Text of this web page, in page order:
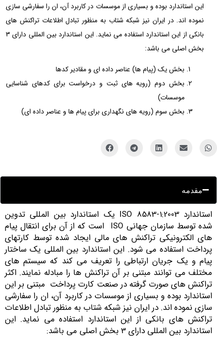
این استاندارد بوده و بسیاری از موسسات در کاربرد آن، ان را سفارشی سازی
نموده اند. در ایران نیز شبکه شتاب به منظور تبادل اطلاعات تراکنش های
بانکی از این استاندارد استفاده می نماید. این استاندارد بین المللی دارای 3
بخش اصلی می باشد:
بخش یک (پیام ها) عناصر داده ای و مقادیر کدها
بخش دوم (رویه های ثبت و درخواست برای کدهای شناسایی
موسسات)
بخش سوم (رویه های نگهداری برای پیام ها و عناصر داده ای)
مقدمه
استاندارد ISO 8583-1:2003 یک استاندارد بین المللی تدوین
شده توسط سازمان جهانی ISO است که از آن برای انتقال پیام
الکترونیکی تراکنش های مالی ایجاد شده توسط کارتهای
استفاده می شود. این استاندارد بین المللی یک ساختار
و یک جریان ارتباطی را تعریف می کند که سیستم های
می توانند مبتنی بر آن تراکنش ها را مبادله نمایند. اکثر
های صورت گرفته در صنعت کارت پرداخت مبتنی بر این
بوده و بسیاری از موسسات در کاربرد آن، ان را سفارشی
نموده اند. در ایران نیز شبکه شتاب به منظور تبادل اطلاعات
های بانکی از این استاندارد استفاده می نماید. این
بین المللی دارای 3 بخش اصلی می باشد: